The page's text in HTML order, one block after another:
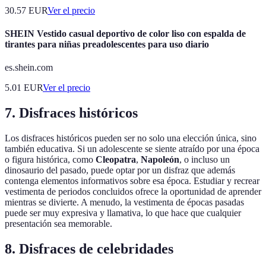
30.57 EURVer el precio
SHEIN Vestido casual deportivo de color liso con espalda de
tirantes para niñas preadolescentes para uso diario
es.shein.com
5.01 EURVer el precio
7. Disfraces históricos
Los disfraces históricos pueden ser no solo una elección única, sino
también educativa. Si un adolescente se siente atraído por una época
o figura histórica, como Cleopatra, Napoleón, o incluso un
dinosaurio del pasado, puede optar por un disfraz que además
contenga elementos informativos sobre esa época. Estudiar y recrear
vestimenta de periodos concluidos ofrece la oportunidad de aprender
mientras se divierte. A menudo, la vestimenta de épocas pasadas
puede ser muy expresiva y llamativa, lo que hace que cualquier
presentación sea memorable.
8. Disfraces de celebridades